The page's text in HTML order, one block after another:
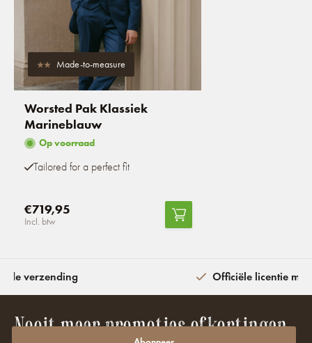
Made-to-measure
Worsted Pak Klassiek
Marineblauw
Op voorraad
Tailored for a perfect fit
€719,95
Incl. btw
verzending Officiële licentie met
Nooit meer promoties of kortingen